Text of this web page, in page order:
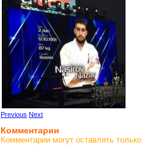
Previous Next
Комментарии
Комментарии могут оставлять